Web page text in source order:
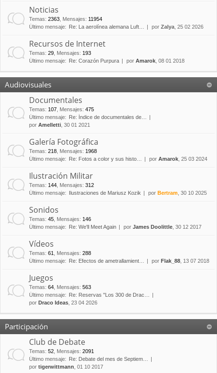
Noticias
Temas: 2363 Mensajes: 11954
Último mensaje:
Re: La aerolínea alemana Luft… por Zalya , 25 02 2026
Recursos de Internet
Temas: 29 Mensajes: 193
Último mensaje:
Re: Corazón Purpura por Amarok , 08 01 2018
Audiovisuales
Documentales
Temas: 107 Mensajes: 475
Último mensaje:
Re: Índice de documentales de…
por Amelletti , 30 01 2021
Galería Fotográfica
Temas: 218 Mensajes: 1968
Último mensaje:
Re: Fotos a color y sus histo… por Amarok , 25 03 2024
Ilustración Militar
Temas: 144 Mensajes: 312
Último mensaje:
Ilustraciones de Mariusz Kozik por Bertram , 30 10 2025
Sonidos
Temas: 45 Mensajes: 146
Último mensaje:
Re: We'll Meet Again por James Doolittle , 30 12 2017
Vídeos
Temas: 61 Mensajes: 288
Último mensaje:
Re: Efectos de ametrallamient… por Flak_88 , 13 07 2018
Juegos
Temas: 64 Mensajes: 563
Último mensaje:
Re: Reservas "Los 300 de Drac…
por Draco Ideas , 23 04 2026
Participación
Club de Debate
Temas: 52 Mensajes: 2091
Último mensaje:
Re: Debate del mes de Septiem…
por tigerwittmann , 01 10 2017